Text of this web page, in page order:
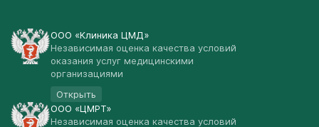
ООО «Клиника ЦМД»
Независимая оценка качества условий
оказания услуг медицинскими
организациями
Открыть
ООО «ЦМРТ»
Независимая оценка качества условий